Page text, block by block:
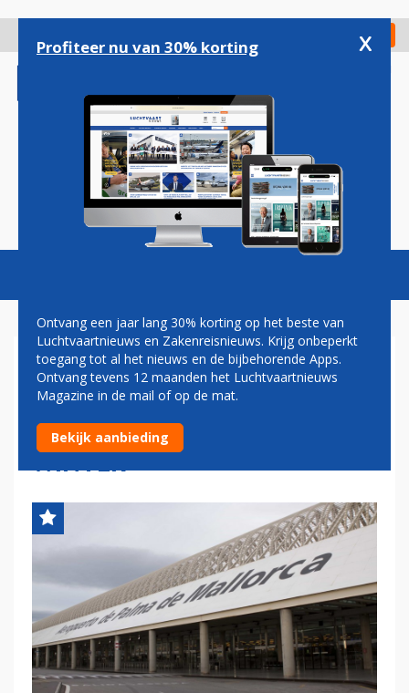
gaan
Check in
Magazine Podcasts Vacatures
EUROWINGS LONKT SAMEN
MET REGERING MALLORCA
NAAR TOERISTEN VOOR DE
WINTER
Profiteer nu van 30% korting x
Ontvang een jaar lang 30% korting op het beste van
Luchtvaartnieuws en Zakenreisnieuws. Krijg onbeperkt
toegang tot al het nieuws en de bijbehorende Apps.
Ontvang tevens 12 maanden het Luchtvaartnieuws
Magazine in de mail of op de mat.
Bekijk aanbieding